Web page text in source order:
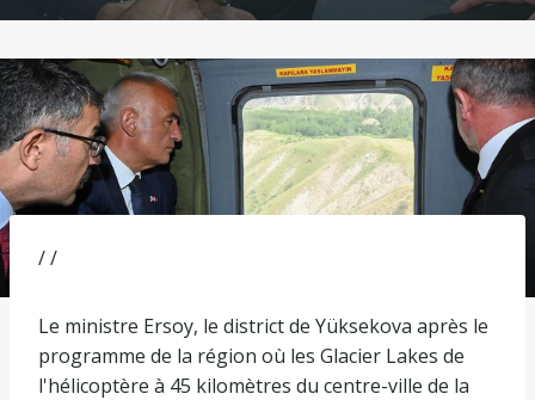
/ /
Le ministre Ersoy, le district de Yüksekova après le
programme de la région où les Glacier Lakes de
l'hélicoptère à 45 kilomètres du centre-ville de la